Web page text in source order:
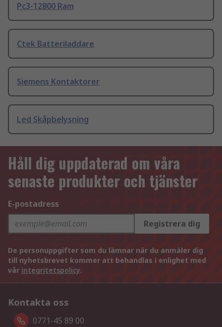
Pc3-12800 Ram
Ctek Batteriladdare
Siemens Kontaktorer
Led Skåpbelysning
Håll dig uppdaterad om våra
senaste produkter och tjänster
E-postadress
Registrera dig
De personuppgifter som du lämnar när du anmäler dig
till nyhetsbrevet kommer att behandlas i enlighet med
vår integritetspolicy.
Kontakta oss
0771-45 89 00